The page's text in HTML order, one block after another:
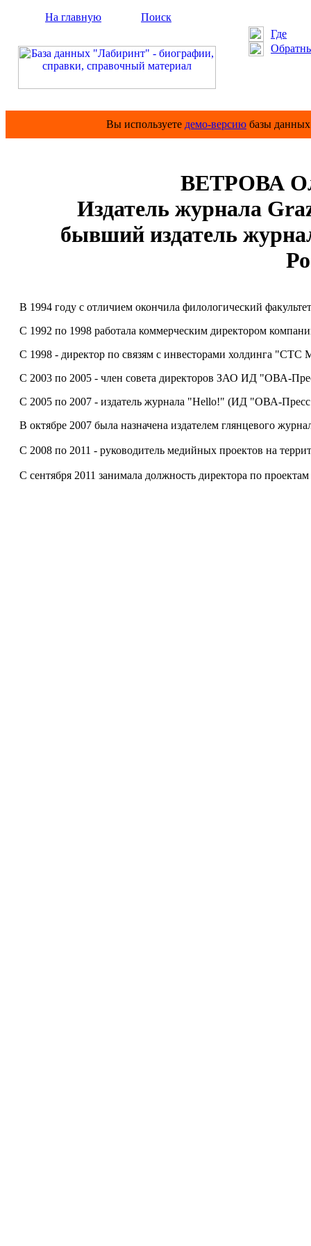
На главную
Поиск
Где
Вы используете демо-версию базы
ВЕТРОВА
Издатель журнала
бывший издатель
В 1994 году с отличием окончила филологический
С 1992 по 1998 работала коммерческим директором
С 1998 - директор по связям с инвесторами холдинга "СТС
С 2003 по 2005 - член совета директоров ЗАО ИД "ОВА-
С 2005 по 2007 - издатель журнала "Hello!" (ИД "ОВА-
В октябре 2007 была назначена издателем глянцевого
С 2008 по 2011 - руководитель медийных проектов на
С сентября 2011 занимала должность директора по проектам